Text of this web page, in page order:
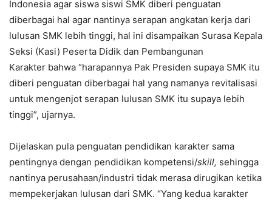
Indonesia agar siswa siswi SMK diberi penguatan
diberbagai hal agar nantinya serapan angkatan kerja dari
lulusan SMK lebih tinggi, hal ini disampaikan Surasa Kepala
Seksi (Kasi) Peserta Didik dan Pembangunan
Karakter bahwa “harapannya Pak Presiden supaya SMK itu
diberi penguatan diberbagai hal yang namanya revitalisasi
untuk mengenjot serapan lulusan SMK itu supaya lebih
tinggi”, ujarnya.
Dijelaskan pula penguatan pendidikan karakter sama
pentingnya dengan pendidikan kompetensi/skill, sehingga
nantinya perusahaan/industri tidak merasa dirugikan ketika
mempekerjakan lulusan dari SMK. “Yang kedua karakter